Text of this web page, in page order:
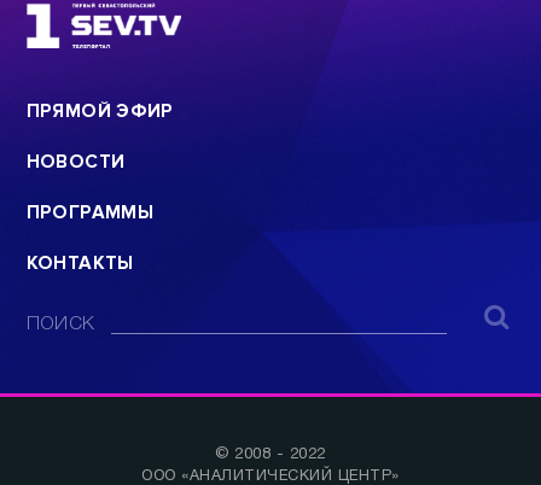
ПРЯМОЙ ЭФИР
НОВОСТИ
ПРОГРАММЫ
КОНТАКТЫ
ПОИСК
© 2008 - 2022
ООО «АНАЛИТИЧЕСКИЙ ЦЕНТР»